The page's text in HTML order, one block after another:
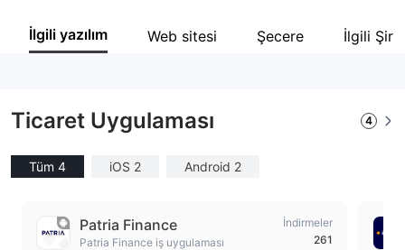
Şirket Adı
İlgili yazılım Web sitesi Şecere İlgili
Ticaret Uygulaması 4
Tüm 4 iOS 2 Android 2
Patria Finance
Patria Finance iş uygulaması
İndirmeler
261